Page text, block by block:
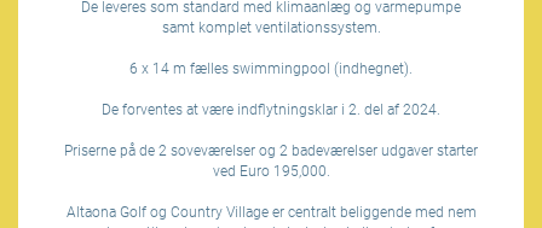
De leveres som standard med klimaanlæg og varmepumpe
samt komplet ventilationssystem.
6 x 14 m fælles swimmingpool (indhegnet).
De forventes at være indflytningsklar i 2. del af 2024.
Priserne på de 2 soveværelser og 2 badeværelser udgaver starter
ved Euro 195,000.
Altaona Golf og Country Village er centralt beliggende med nem